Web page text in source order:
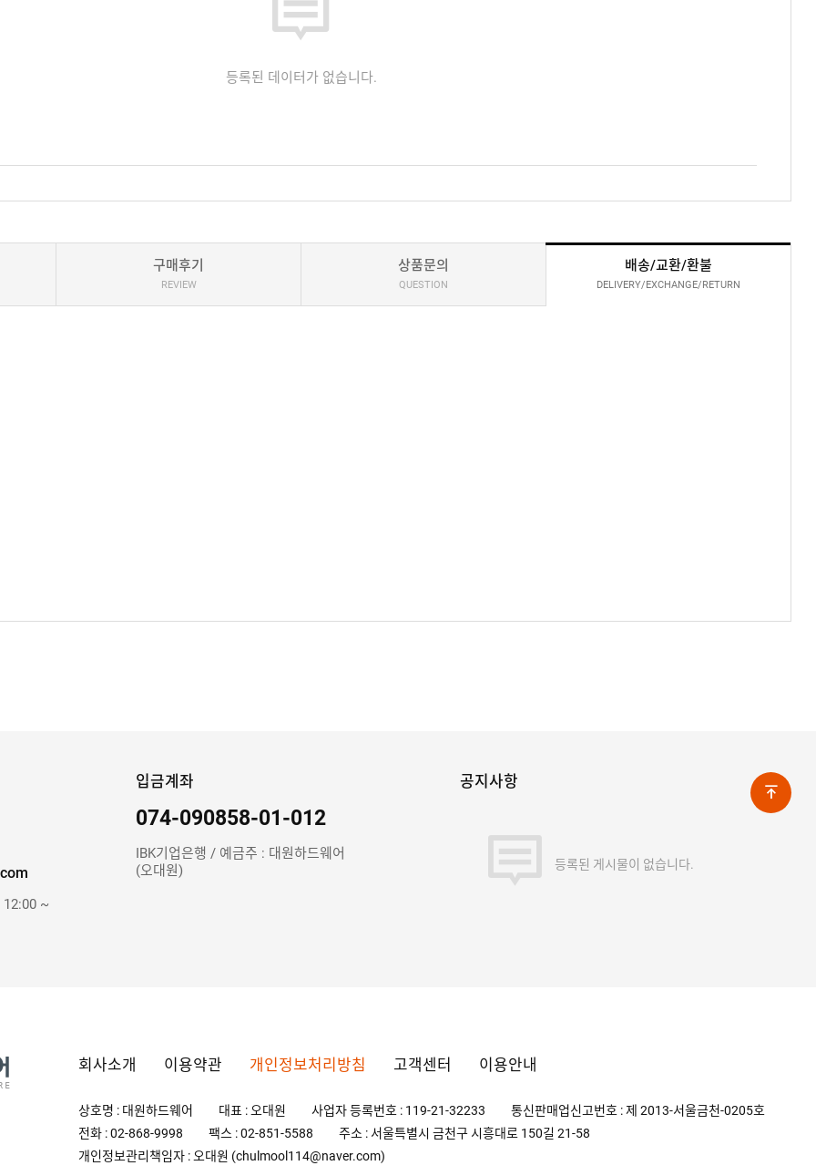
등록된 데이터가 없습니다.
구매후기
REVIEW
상품문의
QUESTION
배송/교환/환불
DELIVERY/EXCHANGE/RETURN
12:00 ~
입금계좌
074-090858-01-012
IBK기업은행 / 예금주 : 대원하드웨어
(오대원)
공지사항
등록된 게시물이 없습니다.
회사소개 이용약관 개인정보처리방침 고객센터 이용안내
상호명 : 대원하드웨어 대표 : 오대원 사업자 등록번호 : 119-21-32233
통신판매업신고번호 : 제 2013-서울금천-0205호
전화 : 02-868-9998
팩스 : 02-851-5588
주소 : 서울특별시 금천구 시흥대로 150길 21-58
개인정보관리책임자 : 오대원 (chulmool114@naver.com)